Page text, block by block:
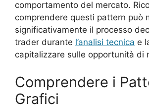
comportamento del mercato.
comprendere questi pattern può
significativamente il processo
trader durante l’analisi tecnica e
capitalizzare sulle opportunità di
Comprendere i
Grafici